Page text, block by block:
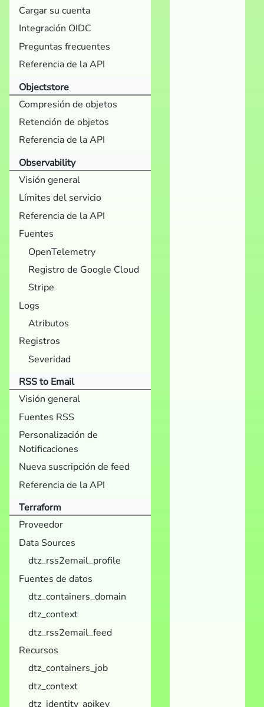
Cargar su cuenta
Integración OIDC
Preguntas frecuentes
Referencia de la API
Objectstore
Compresión de objetos
Retención de objetos
Referencia de la API
Observability
Visión general
Límites del servicio
Referencia de la API
Fuentes
OpenTelemetry
Registro de Google Cloud
Stripe
Logs
Atributos
Registros
Severidad
RSS to Email
Visión general
Fuentes RSS
Personalización de
Notificaciones
Nueva suscripción de feed
Referencia de la API
Terraform
Proveedor
Data Sources
dtz_rss2email_profile
Fuentes de datos
dtz_containers_domain
dtz_context
dtz_rss2email_feed
Recursos
dtz_containers_job
dtz_context
dtz_identity_apikey